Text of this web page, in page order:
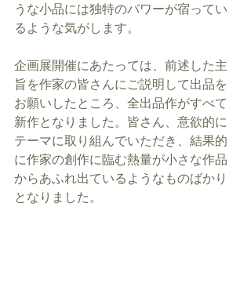
うな小品には独特のパワーが宿ってい
るような気がします。
企画展開催にあたっては、前述した主
旨を作家の皆さんにご説明して出品を
お願いしたところ、全出品作がすべて
新作となりました。皆さん、意欲的に
テーマに取り組んでいただき、結果的
に作家の創作に臨む熱量が小さな作品
からあふれ出ているようなものばかり
となりました。